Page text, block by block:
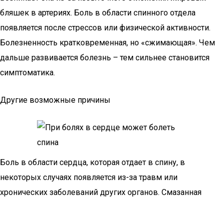
бляшек в артериях. Боль в области спинного отдела
появляется после стрессов или физической активности.
Болезненность кратковременная, но «сжимающая». Чем
дальше развивается болезнь – тем сильнее становится
симптоматика.
Другие возможные причины
Боль в области сердца, которая отдает в спину, в
некоторых случаях появляется из-за травм или
хронических заболеваний других органов. Смазанная